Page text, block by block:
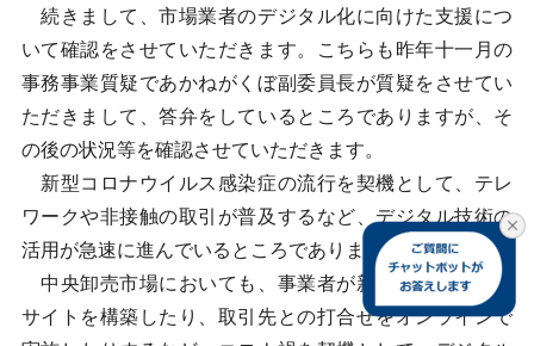
続きまして、市場業者のデジタル化に向けた支援につ
いて確認をさせていただきます。こちらも昨年十一月の
事務事業質疑であかねがくぼ副委員長が質疑をさせてい
ただきまして、答弁をしているところでありますが、そ
の後の状況等を確認させていただきます。
新型コロナウイルス感染症の流行を契機として、テレ
ワークや非接触の取引が普及するなど、デジタル技術の
活用が急速に進んでいるところであります。
中央卸売市場においても、事業者が新たにウェブ販売
サイトを構築したり、取引先との打合せをオンラインで